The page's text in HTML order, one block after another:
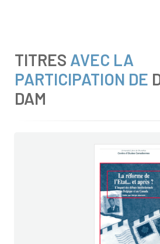
TITRES AVEC LA
PARTICIPATION DE
DAM